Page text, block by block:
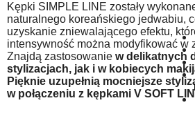
Kępki SIMPLE LINE zostały
naturalnego koreańskiego jedwabiu,
uzyskanie zniewalającego efektu,
intensywność można modyfikować w
Znajdą zastosowanie w delikatnych
stylizacjach, jak i w kobiecych
Pięknie uzupełnią mocniejsze
w połączeniu z kępkami V SOFT